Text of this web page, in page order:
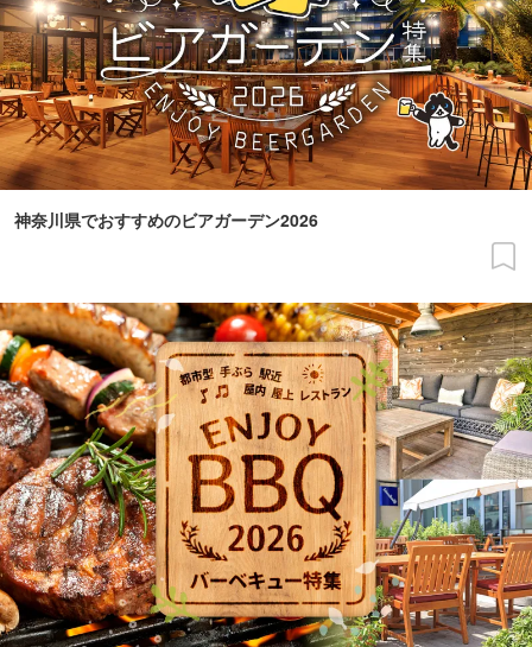
神奈川県でおすすめのビアガーデン2026